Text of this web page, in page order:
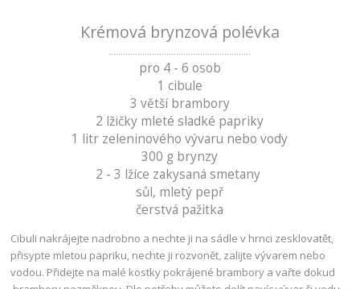
Krémová brynzová polévka
pro 4 - 6 osob
1 cibule
3 větší brambory
2 lžičky mleté sladké papriky
1 litr zeleninového vývaru nebo vody
300 g brynzy
2 - 3 lžíce zakysaná smetany
sůl, mletý pepř
čerstvá pažitka
Cibuli nakrájejte nadrobno a nechte ji na sádle v hrnci zesklovatět,
přisypte mletou papriku, nechte ji rozvonět, zalijte vývarem nebo
vodou. Přidejte na malé kostky pokrájené brambory a vařte dokud